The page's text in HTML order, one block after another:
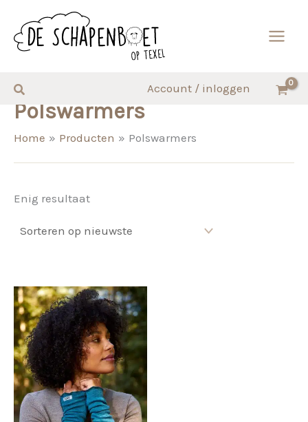
naar
Zoeken Account / inloggen
Polswarmers
Home Producten Polswarmers
Enig resultaat